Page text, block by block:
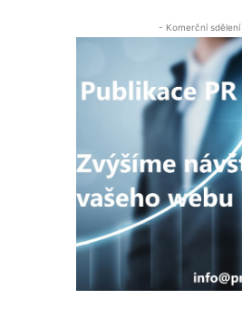
- Komerční sdělení